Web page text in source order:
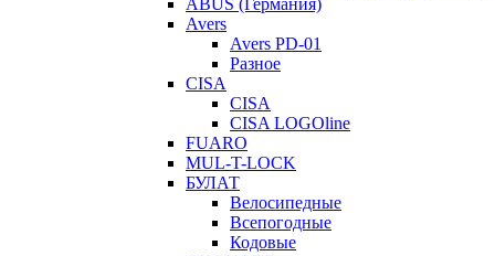
ABUS (Германия)
Avers
Avers PD-01
Разное
CISA
CISA
CISA LOGOline
FUARO
MUL-T-LOCK
БУЛАТ
Велосипедные
Всепогодные
Кодовые